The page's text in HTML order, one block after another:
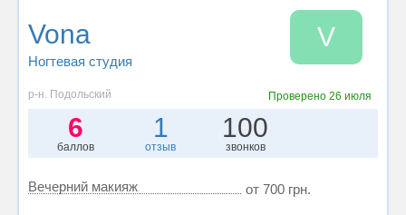
Vona
Ногтевая студия
V
р-н. Подольский Проверено 26 июля
6
баллов
1
отзыв
100
звонков
Вечерний макияж от 700 грн.